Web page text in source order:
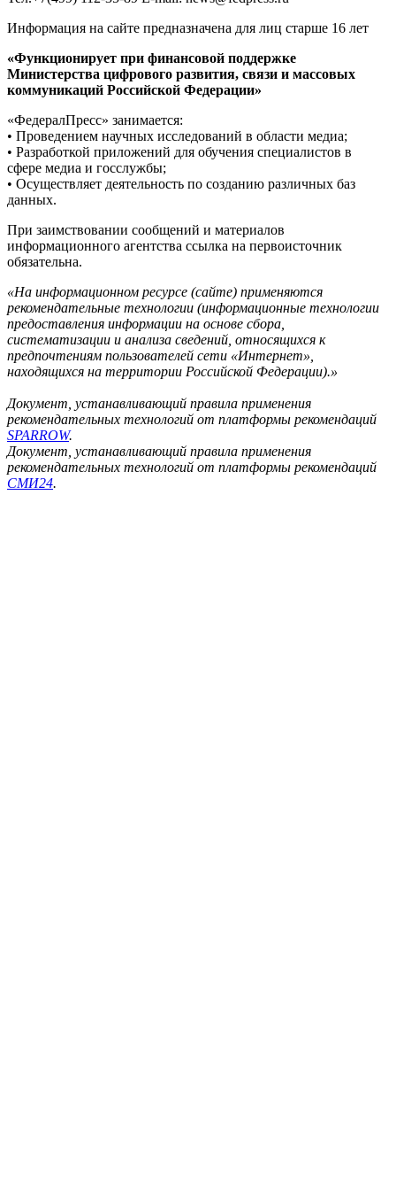
Информация на сайте предназначена для лиц старше 16 лет
«Функционирует при финансовой поддержке
Министерства цифрового развития, связи и массовых
коммуникаций Российской Федерации»
«ФедералПресс» занимается:
• Проведением научных исследований в области медиа;
• Разработкой приложений для обучения специалистов в
сфере медиа и госслужбы;
• Осуществляет деятельность по созданию различных баз
данных.
При заимствовании сообщений и материалов
информационного агентства ссылка на первоисточник
обязательна.
«На информационном ресурсе (сайте) применяются
рекомендательные технологии (информационные технологии
предоставления информации на основе сбора,
систематизации и анализа сведений, относящихся к
предпочтениям пользователей сети «Интернет»,
находящихся на территории Российской Федерации).»
Документ, устанавливающий правила применения
рекомендательных технологий от платформы рекомендаций
SPARROW.
Документ, устанавливающий правила применения
рекомендательных технологий от платформы рекомендаций
СМИ24.